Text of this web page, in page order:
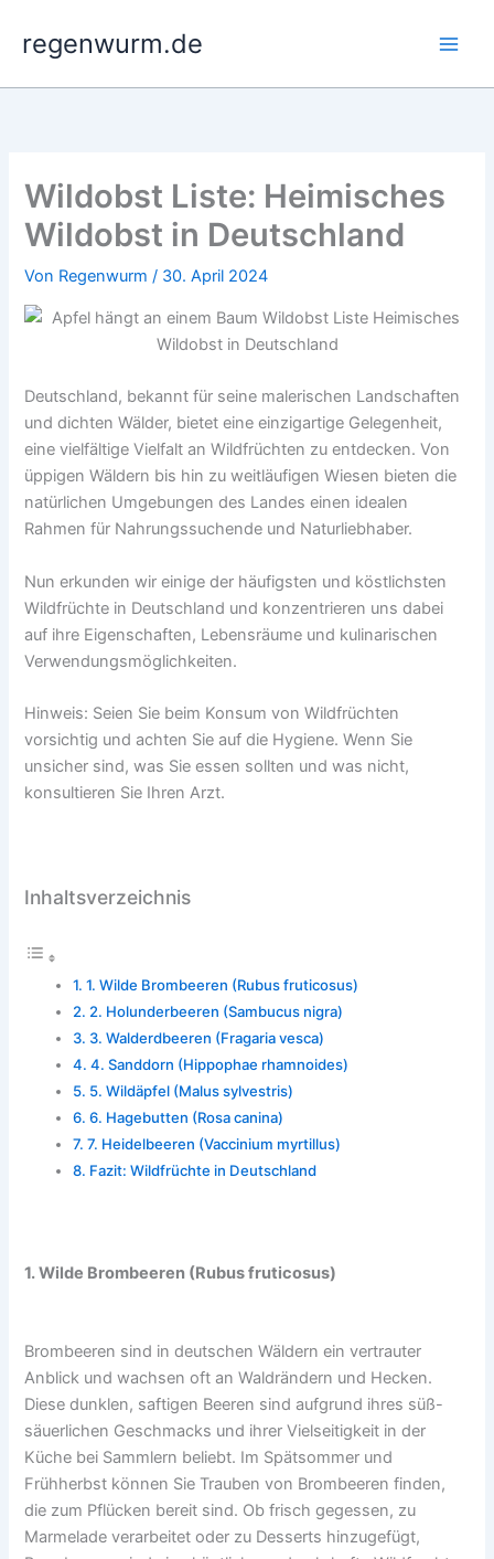
Inhalt
springen
regenwurm.de
Wildobst Liste: Heimisches
Wildobst in Deutschland
Von Regenwurm/ 30. April 2024
Deutschland, bekannt für seine malerischen Landschaften
und dichten Wälder, bietet eine einzigartige Gelegenheit,
eine vielfältige Vielfalt an Wildfrüchten zu entdecken. Von
üppigen Wäldern bis hin zu weitläufigen Wiesen bieten die
natürlichen Umgebungen des Landes einen idealen
Rahmen für Nahrungssuchende und Naturliebhaber.
Nun erkunden wir einige der häufigsten und köstlichsten
Wildfrüchte in Deutschland und konzentrieren uns dabei
auf ihre Eigenschaften, Lebensräume und kulinarischen
Verwendungsmöglichkeiten.
Hinweis: Seien Sie beim Konsum von Wildfrüchten
vorsichtig und achten Sie auf die Hygiene. Wenn Sie
unsicher sind, was Sie essen sollten und was nicht,
konsultieren Sie Ihren Arzt.
Inhaltsverzeichnis
1. Wilde Brombeeren (Rubus fruticosus)
2. Holunderbeeren (Sambucus nigra)
3. Walderdbeeren (Fragaria vesca)
4. Sanddorn (Hippophae rhamnoides)
5. Wildäpfel (Malus sylvestris)
6. Hagebutten (Rosa canina)
7. Heidelbeeren (Vaccinium myrtillus)
Fazit: Wildfrüchte in Deutschland
1. Wilde Brombeeren (Rubus fruticosus)
Brombeeren sind in deutschen Wäldern ein vertrauter
Anblick und wachsen oft an Waldrändern und Hecken.
Diese dunklen, saftigen Beeren sind aufgrund ihres süß-
säuerlichen Geschmacks und ihrer Vielseitigkeit in der
Küche bei Sammlern beliebt. Im Spätsommer und
Frühherbst können Sie Trauben von Brombeeren finden,
die zum Pflücken bereit sind. Ob frisch gegessen, zu
Marmelade verarbeitet oder zu Desserts hinzugefügt,